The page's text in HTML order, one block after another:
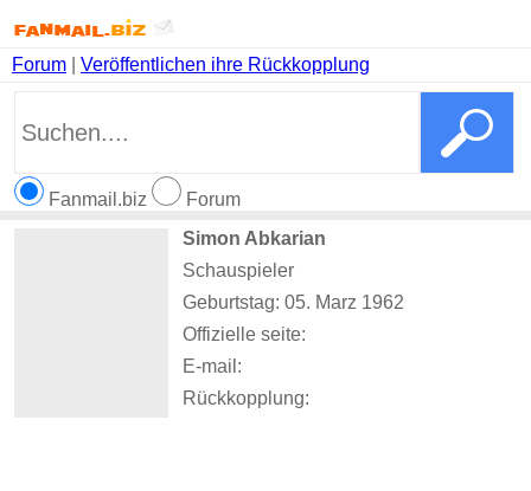
Forum Veröffentlichen ihre Rückkopplung
Fanmail.biz
Forum
Simon Abkarian
Schauspieler
Geburtstag: 05. Marz 1962
Offizielle seite:
E-mail:
Rückkopplung: